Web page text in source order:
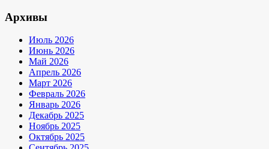
Архивы
Июль 2026
Июнь 2026
Май 2026
Апрель 2026
Март 2026
Февраль 2026
Январь 2026
Декабрь 2025
Ноябрь 2025
Октябрь 2025